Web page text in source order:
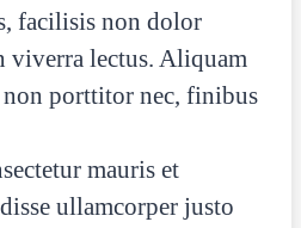
facilisis non dolor
viverra lectus. Aliquam
non porttitor nec, finibus
mauris et
ullamcorper justo